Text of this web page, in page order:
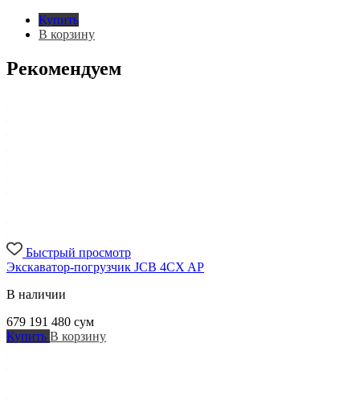
Купить
В корзину
Рекомендуем
Быстрый просмотр
Экскаватор-погрузчик JCB 4CX AP
В наличии
679 191 480 сум
Купить В корзину